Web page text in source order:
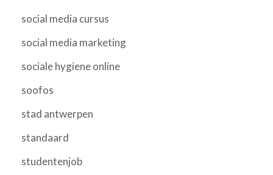
social media cursus
social media marketing
sociale hygiene online
soofos
stad antwerpen
standaard
studentenjob